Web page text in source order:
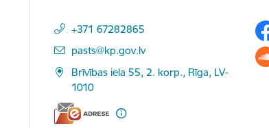
+371 67282865
E-pasts:
pasts@kp.gov.lv
Brīvības iela 55, 2. korp., Rīga, LV-
1010